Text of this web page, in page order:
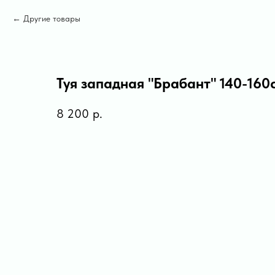
Другие товары
Туя западная "Брабант" 140-
8 200 р.